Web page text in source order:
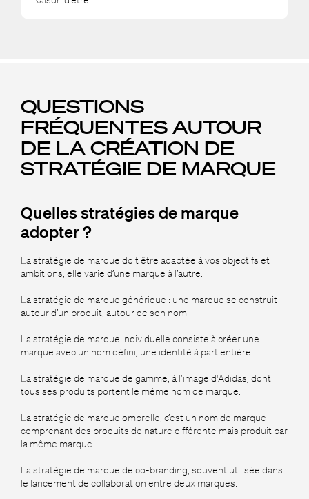
QUESTIONS
FRÉQUENTES AUTOUR
DE LA CRÉATION DE
STRATÉGIE DE MARQUE
Quelles stratégies de marque
adopter ?
La stratégie de marque doit être adaptée à vos objectifs et
ambitions, elle varie d’une marque à l’autre.
La stratégie de marque générique : une marque se construit
autour d’un produit, autour de son nom.
La stratégie de marque individuelle consiste à créer une
marque avec un nom défini, une identité à part entière.
La stratégie de marque de gamme, à l’image d'Adidas, dont
tous ses produits portent le même nom de marque.
La stratégie de marque ombrelle, c’est un nom de marque
comprenant des produits de nature différente mais produit par
la même marque.
La stratégie de marque de co-branding, souvent utilisée dans
le lancement de collaboration entre deux marques.